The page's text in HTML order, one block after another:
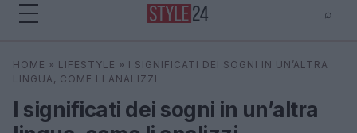
⌕
Cerca ⌕ ×
HOME » LIFESTYLE » I SIGNIFICATI DEI SOGNI IN UN’ALTRA
LINGUA, COME LI ANALIZZI
I significati dei sogni in un’altra